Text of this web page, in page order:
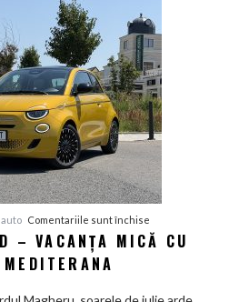
auto Comentariile sunt închise
Fiat
–
– VACANȚA MICĂ CU